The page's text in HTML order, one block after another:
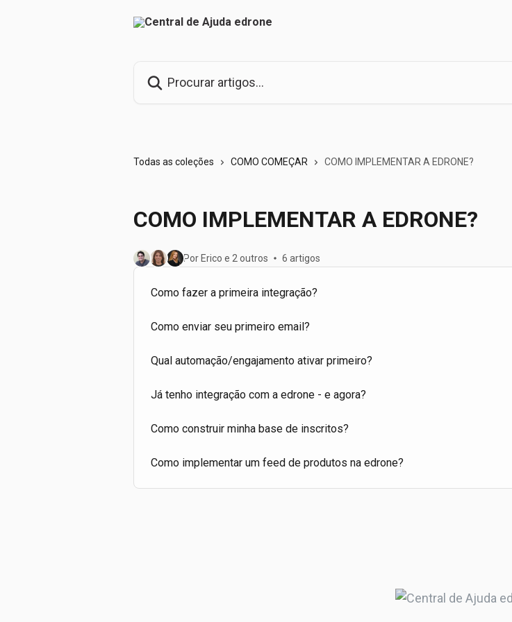
Todas as coleções COMO COMEÇAR COMO IMPLEMENTAR A EDRONE?
COMO IMPLEMENTAR A EDRONE?
Por Erico e 2 outros 6 artigos
Como fazer a primeira integração?
Como enviar seu primeiro email?
Qual automação/engajamento ativar primeiro?
Já tenho integração com a edrone - e agora?
Como construir minha base de inscritos?
Como implementar um feed de produtos na edrone?